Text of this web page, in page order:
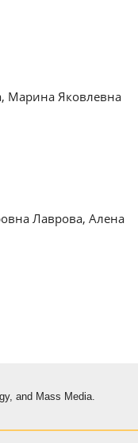
Марина Яковлевна
Лаврова, Алена
and Mass Media.